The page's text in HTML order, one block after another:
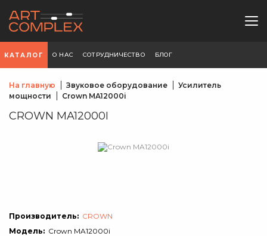
КАТАЛОГ О НАС СОТРУДНИЧЕСТВО БЛОГ
На главную Звуковое оборудование
Усилитель
мощности
Crown MA12000i
CROWN MA12000I
Производитель: CROWN
Модель: Crown MA12000i